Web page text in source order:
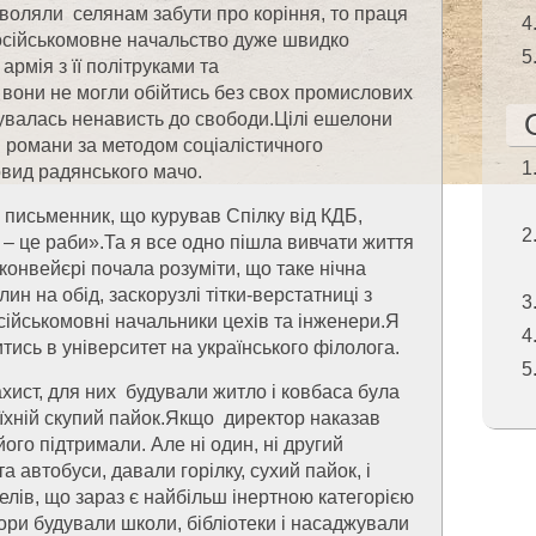
селянам забути про коріння, то праця
начальство дуже швидко
з її політруками та
не могли обійтись без свох промислових
ненависть до свободи.Цілі ешелони
за методом соціалістичного
радянського мачо.
письменник, що курував Спілку від КДБ,
– це раби».Та я все одно пішла вивчати життя
почала розуміти, що таке нічна
на обід, заскорузлі тітки-верстатниці з
начальники цехів та інженери.Я
в університет на українського філолога.
для них будували житло і ковбаса була
скупий пайок.Якщо директор наказав
підтримали. Але ні один, ні другий
давали горілку, сухий пайок, і
що зараз є найбільш інертною категорією
будували школи, бібліотеки і насаджували